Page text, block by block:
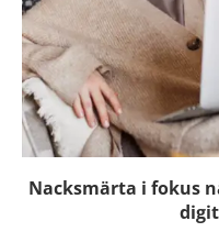
Nacksmärta i fokus